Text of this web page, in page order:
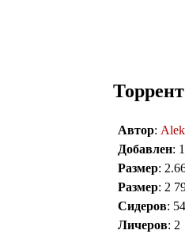
Торрент
Автор:
Добавлен:
Размер:
Размер: 2
Сидеров: 54
Личеров: 2